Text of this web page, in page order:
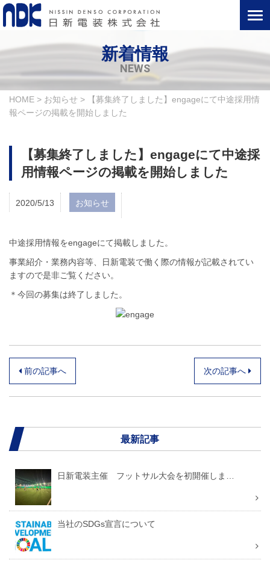
新着情報
NEWS
HOME > お知らせ >
【募集終了しました】engageにて中途採用情
報ページの掲載を開始しました
【募集終了しました】engageにて中途採
用情報ページの掲載を開始しました
2020/5/13 お知らせ
中途採用情報をengageにて掲載しました。
事業紹介・業務内容等、日新電装で働く際の情報が記載されてい
ますので是非ご覧ください。
＊今回の募集は終了しました。
投
稿
ビ
ゲ
ー
シ
ョ
前の記事へ 次の記事へ
最新記事
日新電装主催 フットサル大会を初開催しま…
当社のSDGs宣言について